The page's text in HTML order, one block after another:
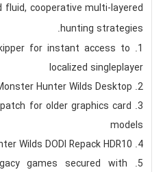
cooperative multi-layered
hunting strategies.
for instant access to
localized singleplayer
Hunter Wilds Desktop
for older graphics card
models
Wilds DODI Repack HDR10+
games secured with